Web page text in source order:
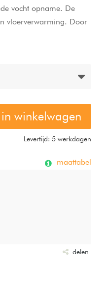
vocht opname. De
vloerverwarming. Door
en ongebruikelijke
in winkelwagen
Levertijd: 5 werkdagen
maattabel
delen